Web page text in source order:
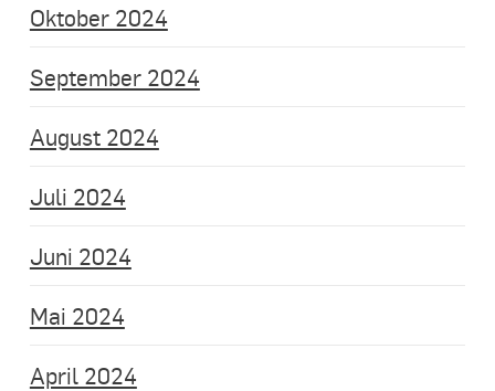
Oktober 2024
September 2024
August 2024
Juli 2024
Juni 2024
Mai 2024
April 2024